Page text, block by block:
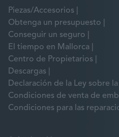
Piezas/Accesorios
Obtenga un presupuesto
Conseguir un seguro
El tiempo en Mallorca
Centro de Propietarios
Descargas
Declaración de la Ley sobre
Condiciones de venta de
Condiciones para las